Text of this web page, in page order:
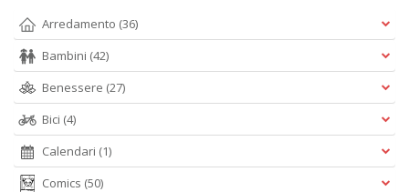
Arredamento (36)
Bambini (42)
Benessere (27)
Bici (4)
Calendari (1)
Comics (50)